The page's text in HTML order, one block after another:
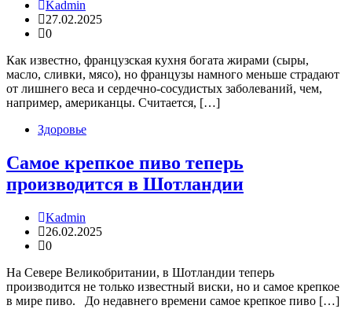
Kadmin
27.02.2025
0
Как известно, французская кухня богата жирами (сыры,
масло, сливки, мясо), но французы намного меньше страдают
от лишнего веса и сердечно-сосудистых заболеваний, чем,
например, американцы. Считается, […]
Здоровье
Самое крепкое пиво теперь
производится в Шотландии
Kadmin
26.02.2025
0
На Севере Великобритании, в Шотландии теперь
производится не только известный виски, но и самое крепкое
в мире пиво. До недавнего времени самое крепкое пиво […]